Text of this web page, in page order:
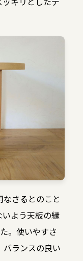
さるとのこと
よう天板の縁
。使いやすさ
バランスの良い